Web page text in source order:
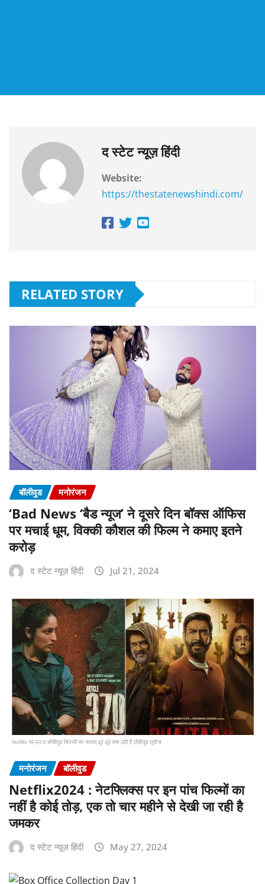
द स्टेट न्यूज़ हिंदी
Website:
https://thestatenewshindi.com/
RELATED STORY
बॉलीवुड मनोरंजन
‘Bad News ‘बैड न्यूज’ ने दूसरे दिन बॉक्स ऑफिस
पर मचाई धूम, विक्की कौशल की फिल्म ने कमाए इतने
करोड़
द स्टेट न्यूज़ हिंदी Jul 21, 2024
मनोरंजन बॉलीवुड
Netflix2024 : नेटफ्लिक्स पर इन पांच फिल्मों का
नहीं है कोई तोड़, एक तो चार महीने से देखी जा रही है
जमकर
द स्टेट न्यूज़ हिंदी May 27, 2024